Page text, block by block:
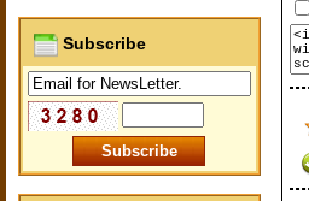
Subscribe